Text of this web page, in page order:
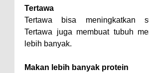
Tertawa
Tertawa bisa meningkatkan
Tertawa juga membuat tubuh
lebih banyak.
Makan lebih banyak protein